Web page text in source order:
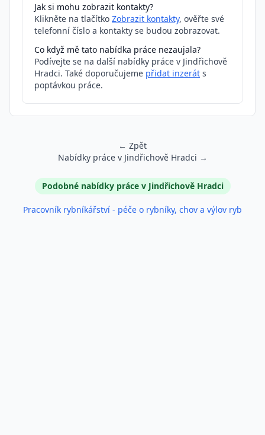
Jak si mohu zobrazit kontakty?
Klikněte na tlačítko Zobrazit kontakty, ověřte své
telefonní číslo a kontakty se budou zobrazovat.
Co když mě tato nabídka práce nezaujala?
Podívejte se na další nabídky práce v Jindřichově
Hradci. Také doporučujeme přidat inzerát s
poptávkou práce.
← Zpět
Nabídky práce v Jindřichově Hradci →
Podobné inzeráty
Podobné nabídky práce v Jindřichově Hradci
Pracovník rybníkářství - péče o rybníky, chov a výlov ryb